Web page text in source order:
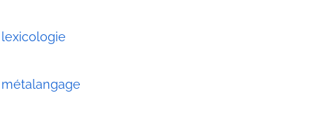
lexicologie
métalangage